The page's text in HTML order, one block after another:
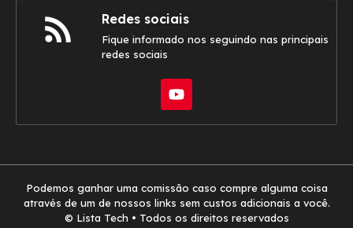
Redes sociais
Fique informado nos seguindo nas principais
redes sociais
Podemos ganhar uma comissão caso compre alguma coisa
através de um de nossos links sem custos adicionais a você.
© Lista Tech • Todos os direitos reservados